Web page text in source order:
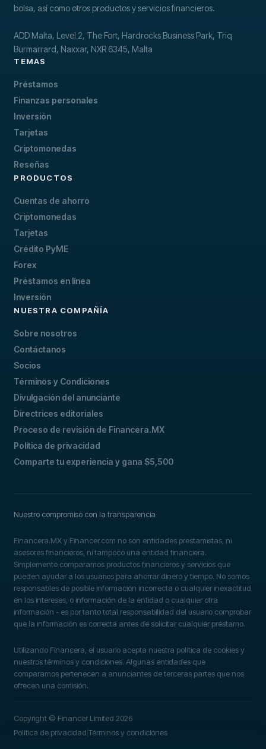
bolsa, así como otros productos y servicios financieros.
ADD Malta, Level 2, The Fort, Hardrocks Business Park, Triq
Burmarrard, Naxxar, NXR 6345, Malta
TEMAS
Préstamos
Finanzas personales
Inversión
Tarjetas
Criptomonedas
Reseñas
PRODUCTOS
Cuentas de ahorro
Criptomonedas
Tarjetas
Crédito PyME
Forex
Préstamos en línea
Inversión
NUESTRA COMPAÑÍA
Sobre nosotros
Contáctanos
Socios
Términos y Condiciones
Divulgación del anunciante
Directrices editoriales
Proceso de revisión de Financera.MX
Política de privacidad
Comparte tu experiencia y gana $5,500
Nuestro compromiso con la transparencia
Financera.MX y Financer.com no son entidades prestamistas, ni
asesores financieros, ni tampoco una entidad financiera.
Simplemente comparamos productos financieros y servicios que
pueden ayudar a los usuarios para ahorrar dinero y tiempo. No somos
responsables de posible información incorrecta o cualquier inexactitud
en los intereses, o información de la entidad o cualquier otra
información - es por tanto total responsabilidad del usuario comprobar
que la información es correcta antes de solicitar cualquier préstamo.
Utilizando Financera, el usuario acepta nuestra política de cookies y
nuestros términos y condiciones. Algunas entidades que
comparamos pertenecen a anunciantes de terceras partes que nos
ofrecen una comisión.
Copyright © Financer Limited 2026
Política de privacidad |Términos y condiciones